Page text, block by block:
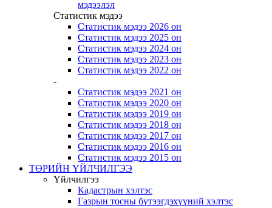
мэдээлэл
Статистик мэдээ
Статистик мэдээ 2026 он
Статистик мэдээ 2025 он
Статистик мэдээ 2024 он
Статистик мэдээ 2023 он
Статистик мэдээ 2022 он
-
Статистик мэдээ 2021 он
Статистик мэдээ 2020 он
Статистик мэдээ 2019 он
Статистик мэдээ 2018 он
Статистик мэдээ 2017 он
Статистик мэдээ 2016 он
Статистик мэдээ 2015 он
ТӨРИЙН ҮЙЛЧИЛГЭЭ
Үйлчилгээ
Кадастрын хэлтэс
Газрын тосны бүтээгдэхүүний хэлтэс